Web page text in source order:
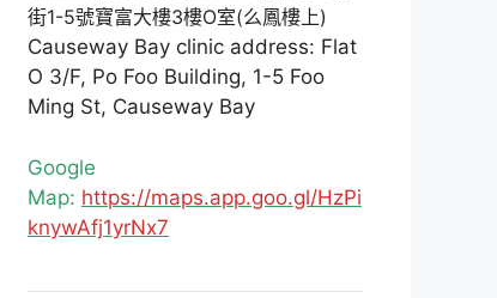
街1-5號寶富大樓3樓O室(么鳳樓上)
Causeway Bay clinic address: Flat
O 3/F, Po Foo Building, 1-5 Foo
Ming St, Causeway Bay
Google
Map: https://maps.app.goo.gl/HzPi
knywAfj1yrNx7